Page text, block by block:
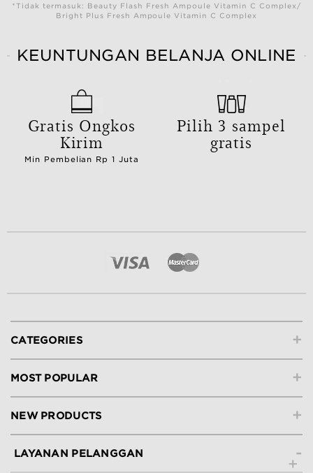
*Tidak termasuk: Beauty Flash Fresh Ampoule Vitamin C Complex/
Bright Plus Fresh Ampoule Vitamin C Complex
KEUNTUNGAN BELANJA ONLINE
Gratis Ongkos
Kirim
Min Pembelian Rp 1 Juta
Pilih 3 sampel
gratis
+
CATEGORIES
+
MOST POPULAR
+
NEW PRODUCTS
-
LAYANAN PELANGGAN